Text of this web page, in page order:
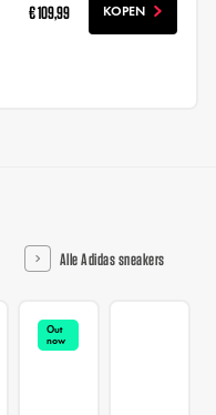
€ 109,99 KOPEN
Alle Adidas sneakers
Out
now